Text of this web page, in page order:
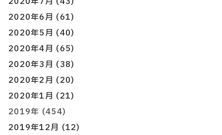
2020年6月 (61)
2020年5月 (40)
2020年4月 (65)
2020年3月 (38)
2020年2月 (20)
2020年1月 (21)
2019年 (454)
2019年12月 (12)